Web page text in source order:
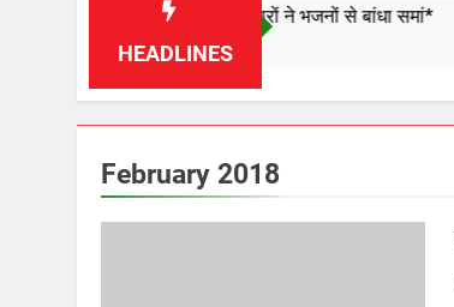
HEADLINES
और डबरा के कलाकारों ने भजनों से बांधा समां*
February 2018